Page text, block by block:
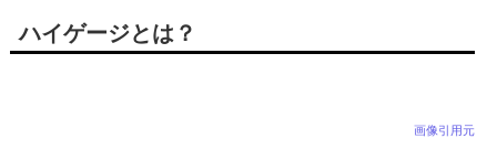
ハイゲージとは？
画像引用元